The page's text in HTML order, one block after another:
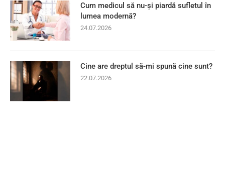
Cum medicul să nu-și piardă sufletul în
lumea modernă?
24.07.2026
Cine are dreptul să-mi spună cine sunt?
22.07.2026